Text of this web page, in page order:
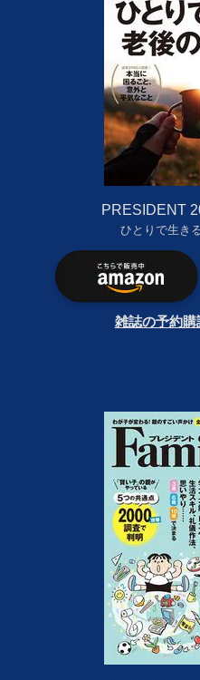
PRESIDENT
ひとりで生き
雑誌の予約